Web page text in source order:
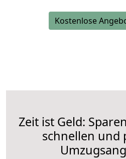
Kostenlose
Zeit ist Geld:
schnellen und